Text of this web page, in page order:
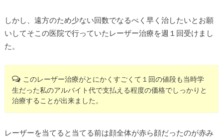
しかし、遠方のため少ない回数でなるべく早く治したいとお願
いしてそこの医院で行っていたレーザー治療を週１回受けまし
た。
このレーザー治療がとにかくすごくて１回の値段も当時学
生だった私のアルバイト代で支払える程度の価格でしっかりと
治療することが出来ました。
レーザーを当てると当てる前は顔全体が赤ら顔だったのが赤み